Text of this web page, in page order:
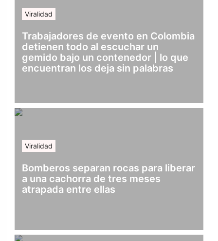
Viralidad
Trabajadores de evento en Colombia
detienen todo al escuchar un
gemido bajo un contenedor | lo que
encuentran los deja sin palabras
Viralidad
Bomberos separan rocas para liberar
a una cachorra de tres meses
atrapada entre ellas